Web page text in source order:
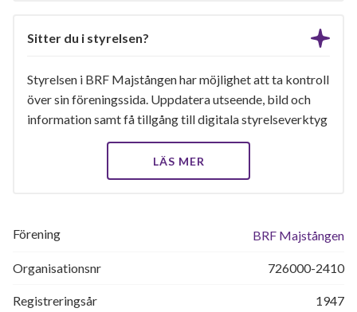
Sitter du i styrelsen?
Styrelsen i BRF Majstången har möjlighet att ta kontroll
över sin föreningssida. Uppdatera utseende, bild och
information samt få tillgång till digitala styrelseverktyg
LÄS MER
Förening BRF Majstången
Organisationsnr 726000-2410
Registreringsår 1947